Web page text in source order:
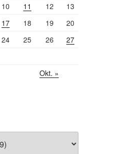
10 11 12
13
17 18 19
20
24 25 26
27
Okt. »